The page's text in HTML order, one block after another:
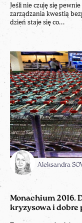
Jeśli nie czuję się
zarządzania kwestią
dzień staje się co...
Aleksandra
Monachium 2016.
kryzysowa i dobre